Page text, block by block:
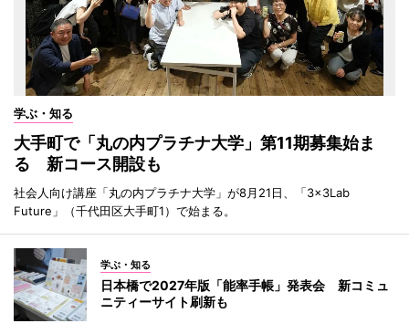
学ぶ・知る
大手町で「丸の内プラチナ大学」第11期募集始ま
る 新コース開設も
社会人向け講座「丸の内プラチナ大学」が8月21日、「3×3Lab
Future」（千代田区大手町1）で始まる。
学ぶ・知る
日本橋で2027年版「能率手帳」発表会 新コミュ
ニティーサイト刷新も